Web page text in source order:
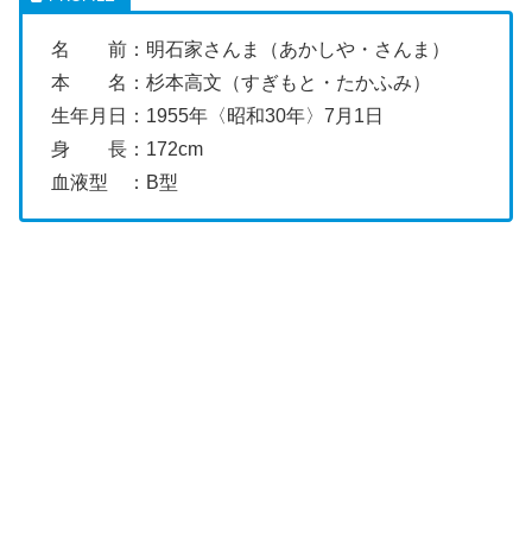
名 前：明石家さんま（あかしや・さんま）
本 名： 杉本高文（すぎもと・たかふみ）
生年月日： 1955年〈昭和30年〉7月1日
身 長：172cm
血液型 ：B型